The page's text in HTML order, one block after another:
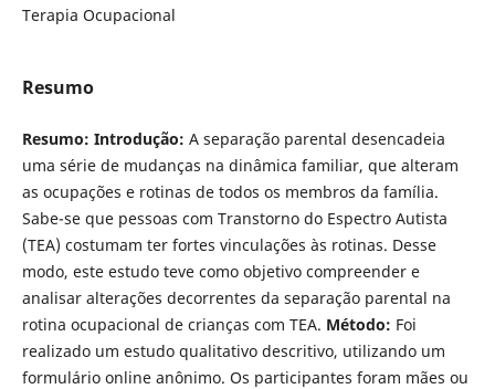
Terapia Ocupacional
Resumo
Resumo: Introdução: A separação parental desencadeia
uma série de mudanças na dinâmica familiar, que alteram
as ocupações e rotinas de todos os membros da família.
Sabe-se que pessoas com Transtorno do Espectro Autista
(TEA) costumam ter fortes vinculações às rotinas. Desse
modo, este estudo teve como objetivo compreender e
analisar alterações decorrentes da separação parental na
rotina ocupacional de crianças com TEA. Método: Foi
realizado um estudo qualitativo descritivo, utilizando um
formulário online anônimo. Os participantes foram mães ou